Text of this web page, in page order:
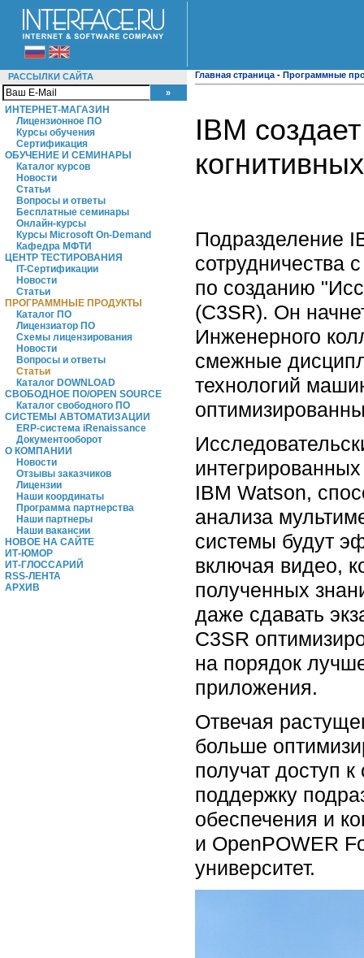
РАССЫЛКИ САЙТА
ИНТЕРНЕТ-МАГАЗИН
Лицензионное ПО
Курсы обучения
Сертификация
ОБУЧЕНИЕ И СЕМИНАРЫ
Каталог курсов
Новости
Статьи
Вопросы и ответы
Бесплатные семинары
Онлайн-курсы
Курсы Microsoft On-Demand
Кафедра МФТИ
ЦЕНТР ТЕСТИРОВАНИЯ
IT-Сертификации
Новости
Статьи
ПРОГРАММНЫЕ ПРОДУКТЫ
Каталог ПО
Лицензиатор ПО
Схемы лицензирования
Новости
Вопросы и ответы
Статьи
Каталог DOWNLOAD
СВОБОДНОЕ ПО/OPEN SOURCE
Каталог свободного ПО
СИСТЕМЫ АВТОМАТИЗАЦИИ
ERP-система iRenaissance
Документооборот
О КОМПАНИИ
Новости
Отзывы заказчиков
Лицензии
Наши координаты
Программа партнерства
Наши партнеры
Наши вакансии
НОВОЕ НА САЙТЕ
ИТ-ЮМОР
ИТ-ГЛОССАРИЙ
RSS-ЛЕНТА
АРХИВ
Главная страница - Программные
IBM
Подразделение
сотрудничества
по созданию
(C3SR). Он
Инженерного
смежные
технологий
IBM Watson,
анализа
системы будут
включая видео,
полученных
даже сдавать
C3SR
на порядок
приложения.
Отвечая
больше
получат доступ
поддержку
обеспечения и
и OpenPOWER
университет.